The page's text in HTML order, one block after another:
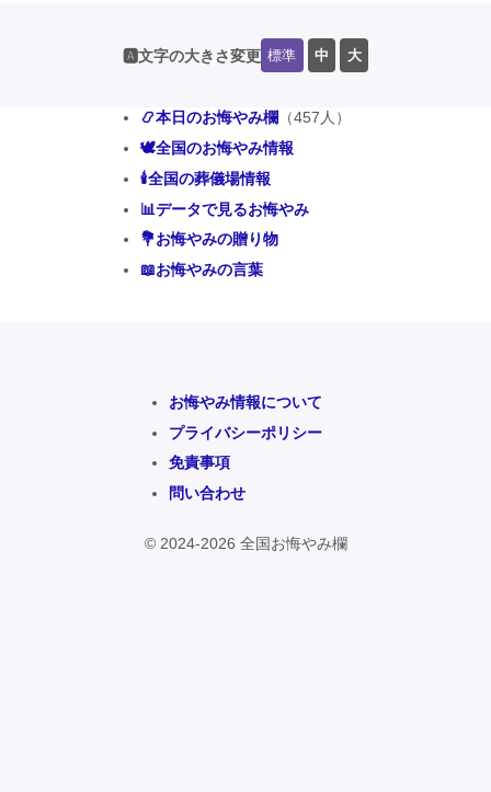
🅰️文字の大きさ変更 標準 中 大
📿本日のお悔やみ欄 （457人）
🕊️全国のお悔やみ情報
🕯️全国の葬儀場情報
📊データで見るお悔やみ
💐お悔やみの贈り物
📖お悔やみの言葉
お悔やみ情報について
プライバシーポリシー
免責事項
問い合わせ
© 2024-2026 全国お悔やみ欄